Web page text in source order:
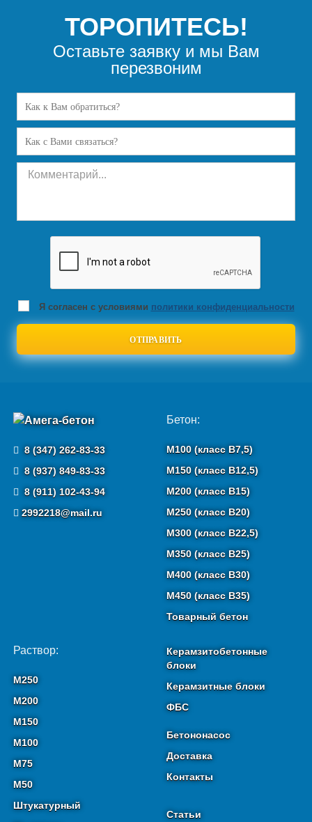
ТОРОПИТЕСЬ!
Оставьте заявку и мы Вам
перезвоним
Я согласен с условиями политики конфиденциальности
8 (347) 262-83-33
8 (937) 849-83-33
8 (911) 102-43-94
2992218@mail.ru
Бетон:
М100 (класс B7,5)
М150 (класс B12,5)
М200 (класс B15)
М250 (класс B20)
М300 (класс B22,5)
М350 (класс B25)
М400 (класс B30)
М450 (класс B35)
Товарный бетон
Раствор:
М250
М200
М150
М100
М75
М50
Штукатурный
Керамзитобетонные
блоки
Керамзитные блоки
ФБС
Бетононасос
Доставка
Контакты
Статьи